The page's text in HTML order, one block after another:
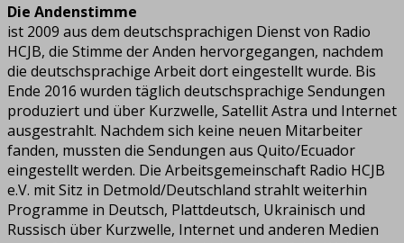
Die Andenstimme
ist 2009 aus dem deutschsprachigen Dienst von Radio
HCJB, die Stimme der Anden hervorgegangen, nachdem
die deutschsprachige Arbeit dort eingestellt wurde. Bis
Ende 2016 wurden täglich deutschsprachige Sendungen
produziert und über Kurzwelle, Satellit Astra und Internet
ausgestrahlt. Nachdem sich keine neuen Mitarbeiter
fanden, mussten die Sendungen aus Quito/Ecuador
eingestellt werden. Die Arbeitsgemeinschaft Radio HCJB
e.V. mit Sitz in Detmold/Deutschland strahlt weiterhin
Programme in Deutsch, Plattdeutsch, Ukrainisch und
Russisch über Kurzwelle, Internet und anderen Medien